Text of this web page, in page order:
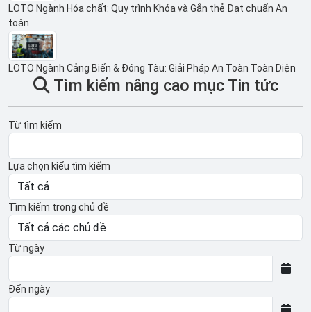
LOTO Ngành Hóa chất: Quy trình Khóa và Gắn thẻ Đạt chuẩn An
toàn
LOTO Ngành Cảng Biển & Đóng Tàu: Giải Pháp An Toàn Toàn Diện
Tìm kiếm nâng cao mục Tin tức
Từ tìm kiếm
Lựa chọn kiểu tìm kiếm
Tìm kiếm trong chủ đề
Từ ngày
Đến ngày